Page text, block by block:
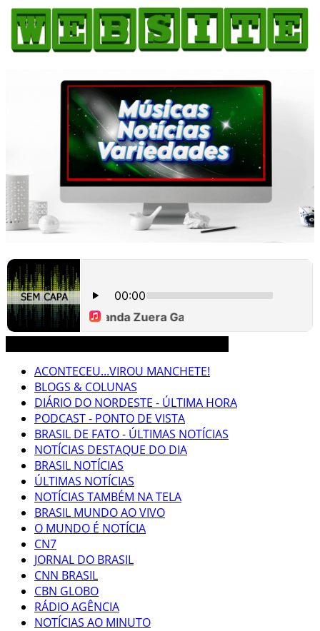
ACONTECEU...VIROU MANCHETE!
BLOGS & COLUNAS
DIÁRIO DO NORDESTE - ÚLTIMA HORA
PODCAST - PONTO DE VISTA
BRASIL DE FATO - ÚLTIMAS NOTÍCIAS
NOTÍCIAS DESTAQUE DO DIA
BRASIL NOTÍCIAS
ÚLTIMAS NOTÍCIAS
NOTÍCIAS TAMBÉM NA TELA
BRASIL MUNDO AO VIVO
O MUNDO É NOTÍCIA
CN7
JORNAL DO BRASIL
CNN BRASIL
CBN GLOBO
RÁDIO AGÊNCIA
NOTÍCIAS AO MINUTO